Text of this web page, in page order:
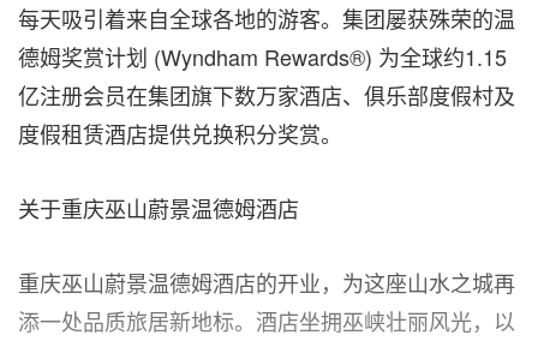
每天吸引着来自全球各地的游客。集团屡获殊荣的温
德姆奖赏计划 (Wyndham Rewards®) 为全球约1.15
亿注册会员在集团旗下数万家酒店、俱乐部度假村及
度假租赁酒店提供兑换积分奖赏。
关于重庆巫山蔚景温德姆酒店
重庆巫山蔚景温德姆酒店的开业，为这座山水之城再
添一处品质旅居新地标。酒店坐拥巫峡壮丽风光，以